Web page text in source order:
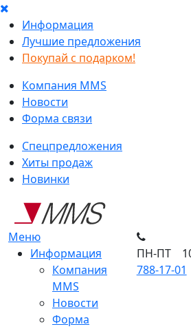
Информация
Лучшие предложения
Покупай с подарком!
Компания MMS
Новости
Форма связи
Спецпредложения
Хиты продаж
Новинки
Меню
Информация
Компания
MMS
Новости
Форма
ПН-ПТ
788-17-01